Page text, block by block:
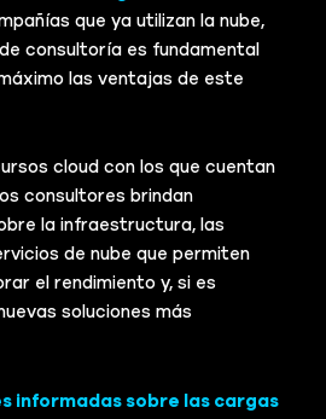
que ya utilizan la nube,
consultoría es fundamental
las ventajas de este
cloud con los que cuentan
consultores brindan
la infraestructura, las
de nube que permiten
el rendimiento y, si es
soluciones más
informadas sobre las cargas